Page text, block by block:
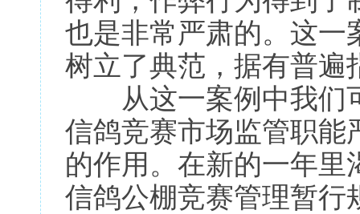
也是非常严肃的。这一
树立了典范，据有普遍
从这一案例中我们
信鸽竞赛市场监管职能
的作用。在新的一年里
信鸽公棚竞赛管理暂行